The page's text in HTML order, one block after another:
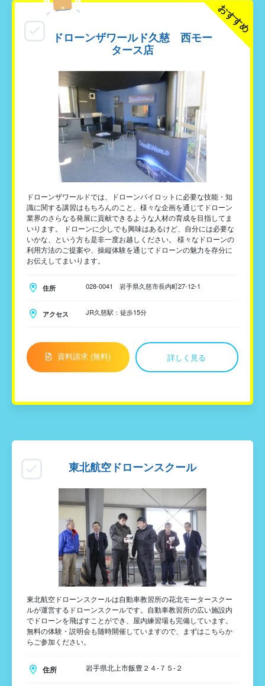
おすすめ
ドローンザワールド久慈 西モー
タース店
ドローンザワールドでは、ドローンパイロットに必要な技能・知
識に関する講習はもちろんのこと、様々な企画を通じてドローン
業界のさらなる発展に貢献できるような人材の育成を目指してま
いります。 ドローンに少しでも興味はあるけど、自分には必要な
いかな、という方も是非一度お越しください。 様々なドローンの
利用方法のご提案や、操縦体験を通じてドローンの魅力を存分に
お伝えしてまいります。
住所 028-0041 岩手県久慈市長内町27-12-1
アクセス JR久慈駅：徒歩15分
資料請求 (無料) 詳しく見る
東北航空ドローンスクール
東北航空ドローンスクールは自動車教習所の花北モータースクー
ルが運営するドローンスクールです。自動車教習所の広い施設内
でドローンを飛ばすことができ、屋内練習場も完備しています。
無料の体験・説明会も随時開催していますので、まずはこちらか
らご参加ください。
住所 岩手県北上市飯豊２４-７５-２